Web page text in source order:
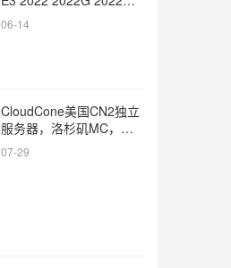
2022元/月 提速啦
06-14
CloudCone美国CN2独立
服务器，洛杉矶MC，
2022Mbps不限流量，6折
优惠，$2022/月起
07-29